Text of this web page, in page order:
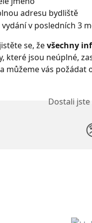
adresu bydliště
v posledních 3
se, že všechny
které jsou neúplné,
můžeme vás požádat
Dostali